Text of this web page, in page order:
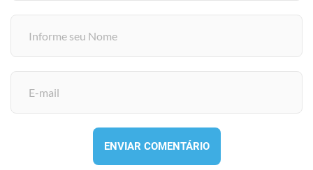
ENVIAR COMENTÁRIO